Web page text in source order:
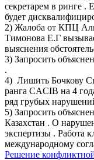
секретарем в ринге .
будет
2) Жалоба от КПЦ
Тимонова Е.Г
выяснения
3) Запросить
.
4) Лишить Бочкову
ранга CACIB на 4
ряд грубых
5) Запросить
Казахстан . О
экспертизы . Работа
международному
Решение